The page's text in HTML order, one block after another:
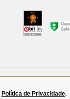
Política de Privacidade.